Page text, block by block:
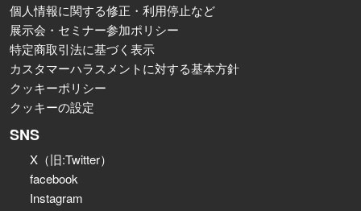
個人情報に関する修正・利用停止など
展示会・セミナー参加ポリシー
特定商取引法に基づく表示
カスタマーハラスメントに対する基本方針
クッキーポリシー
クッキーの設定
SNS
X（旧:Twitter）
facebook
Instagram